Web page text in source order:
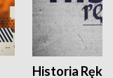
Historia Ręką